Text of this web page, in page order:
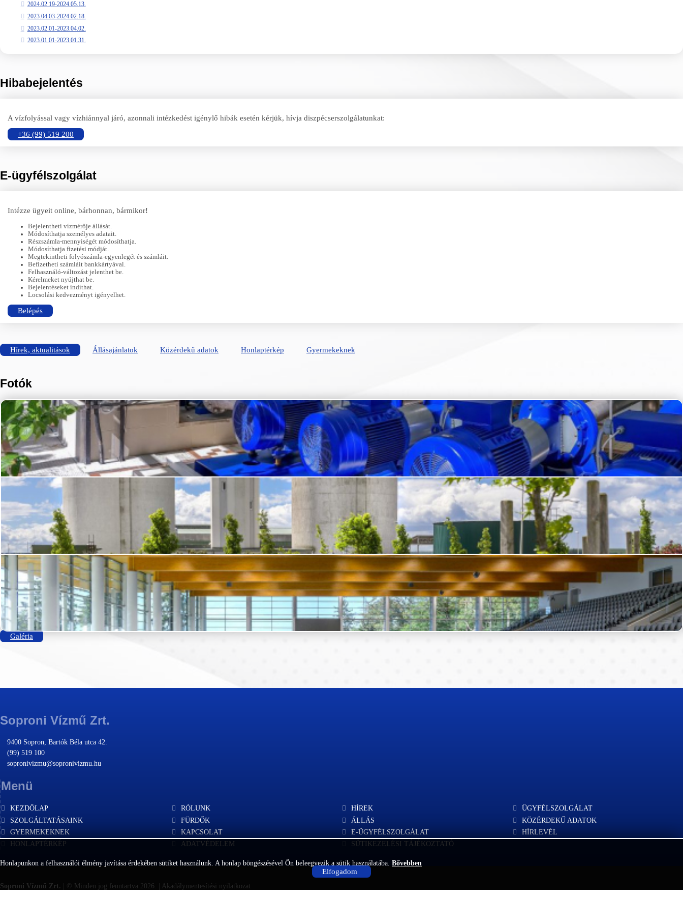
2024.02.19-2024.05.13.
2023.04.03-2024.02.18.
2023.02.01-2023.04.02.
2023.01.01-2023.01.31.
Hibabejelentés
A vízfolyással vagy vízhiánnyal járó, azonnali intézkedést igénylő hibák esetén kérjük, hívja diszpécserszolgálatunkat:
+36 (99) 519 200
E-ügyfélszolgálat
Intézze ügyeit online, bárhonnan, bármikor!
Bejelentheti vízmérője állását.
Módosíthatja személyes adatait.
Részszámla-mennyiségét módosíthatja.
Módosíthatja fizetési módját.
Megtekintheti folyószámla-egyenlegét és számláit.
Befizetheti számláit bankkártyával.
Felhasználó-változást jelenthet be.
Kérelmeket nyújthat be.
Bejelentéseket indíthat.
Locsolási kedvezményt igényelhet.
Belépés
Hírek, aktualitások Állásajánlatok Közérdekű adatok Honlaptérkép Gyermekeknek
Fotók
Galéria
Soproni Vízmű Zrt.
9400 Sopron, Bartók Béla utca 42.
(99) 519 100
sopronivizmu@sopronivizmu.hu
Menü
KEZDŐLAP RÓLUNK HÍREK
ÜGYFÉLSZOLGÁLAT
SZOLGÁLTATÁSAINK
FÜRDŐK ÁLLÁS
KÖZÉRDEKŰ ADATOK
GYERMEKEKNEK
KAPCSOLAT E-ÜGYFÉLSZOLGÁLAT
HÍRLEVÉL
HONLAPTÉRKÉP
ADATVÉDELEM SÜTIKEZELÉSI TÁJÉKOZTATÓ
Soproni Vízmű Zrt. | © Minden jog fenntartva 2026. |
Akadálymentesítési nyilatkozat
Honlapunkon a felhasználói élmény javítása érdekében sütiket használunk. A honlap böngészésével Ön beleegyezik a sütik használatába. Bővebben
Elfogadom